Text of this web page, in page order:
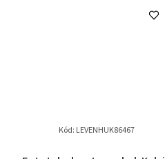
Kód: LEVENHUK86467